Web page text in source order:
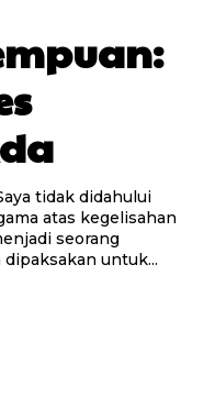
atas kegelisahan
seorang
untuk...